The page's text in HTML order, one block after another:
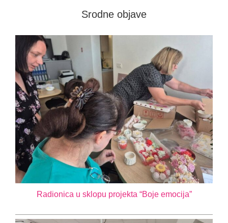
Kontakt
Srodne objave
Radionica u sklopu projekta “Boje emocija”